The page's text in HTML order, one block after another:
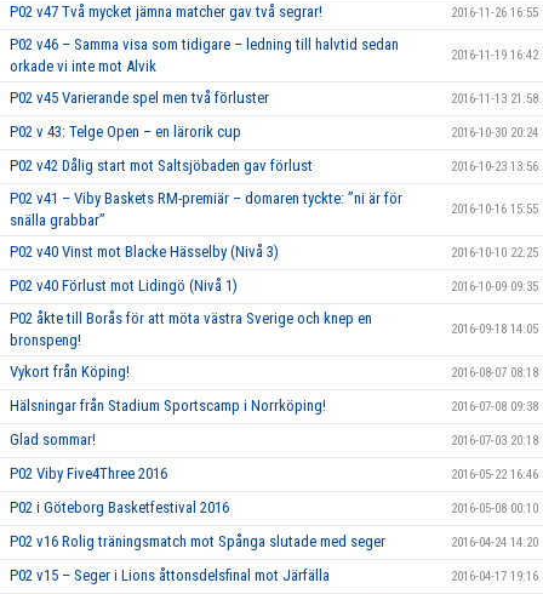
P02 v47 Två mycket jämna matcher gav två segrar! 2016-11-26 16:55
P02 v46 – Samma visa som tidigare – ledning till halvtid sedan
orkade vi inte mot Alvik
2016-11-19 16:42
P02 v45 Varierande spel men två förluster 2016-11-13 21:58
P02 v 43: Telge Open – en lärorik cup 2016-10-30 20:24
P02 v42 Dålig start mot Saltsjöbaden gav förlust 2016-10-23 13:56
P02 v41 – Viby Baskets RM-premiär – domaren tyckte: ”ni är för
snälla grabbar”
2016-10-16 15:55
P02 v40 Vinst mot Blacke Hässelby (Nivå 3) 2016-10-10 22:25
P02 v40 Förlust mot Lidingö (Nivå 1) 2016-10-09 09:35
P02 åkte till Borås för att möta västra Sverige och knep en
bronspeng!
2016-09-18 14:05
Vykort från Köping! 2016-08-07 08:18
Hälsningar från Stadium Sportscamp i Norrköping! 2016-07-08 09:38
Glad sommar! 2016-07-03 20:18
P02 Viby Five4Three 2016 2016-05-22 16:46
P02 i Göteborg Basketfestival 2016 2016-05-08 00:10
P02 v16 Rolig träningsmatch mot Spånga slutade med seger 2016-04-24 14:20
P02 v15 – Seger i Lions åttonsdelsfinal mot Järfälla 2016-04-17 19:16